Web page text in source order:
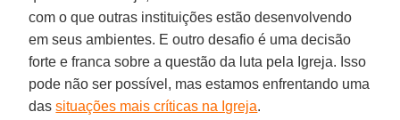
com o que outras instituições estão desenvolvendo
em seus ambientes. E outro desafio é uma decisão
forte e franca sobre a questão da luta pela Igreja. Isso
pode não ser possível, mas estamos enfrentando uma
dassituações mais críticas na Igreja.